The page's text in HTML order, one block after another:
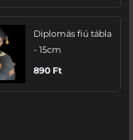
Diplomás fiú tábla
- 15cm
890 Ft